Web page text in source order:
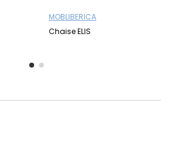
MOBLIBERICA
Chaise ELIS